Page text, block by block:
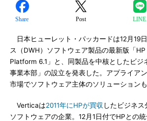
Share Post LINE
日本ヒューレット・パッカードは12月19
ス（DWH）ソフトウェア製品の最新版「
Platform 6.1」と、同製品を中核としたビジ
事業本部」の設立を発表した。アプライア
市場でソフトウェア主体のソリューション
Verticaは2011年にHPが買収 したビジネス
ソフトウェアの企業。12月1日付でHPとの統